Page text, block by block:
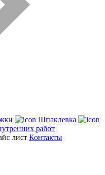
Шпаклевка
работ
лист Контакты